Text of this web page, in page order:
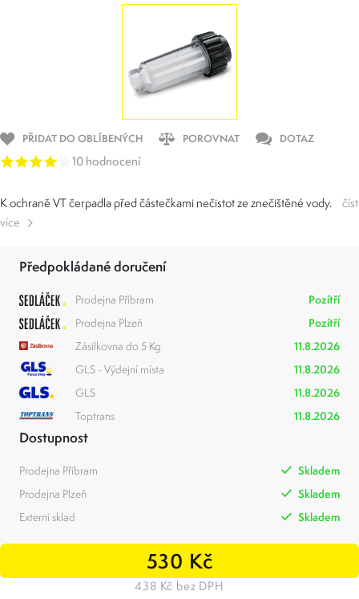
PŘIDAT DO OBLÍBENÝCH POROVNAT DOTAZ
10 hodnocení
K ochraně VT čerpadla před částečkami nečistot ze znečištěné vody.
číst
více
Předpokládané doručení
Prodejna Příbram
Pozítří
Prodejna Plzeň
Pozítří
Zásilkovna do 5 Kg
11.8.2026
GLS - Výdejní místa
11.8.2026
GLS
11.8.2026
Toptrans
11.8.2026
Dostupnost
Prodejna Příbram
Skladem
Prodejna Plzeň
Skladem
Externí sklad
Skladem
530 Kč
438 Kč bez DPH